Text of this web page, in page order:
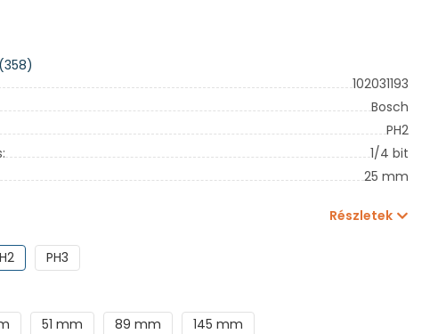
(358)
102031193
Bosch
PH2
1/4 bit
25 mm
Részletek
PH3
51 mm 89 mm 145 mm